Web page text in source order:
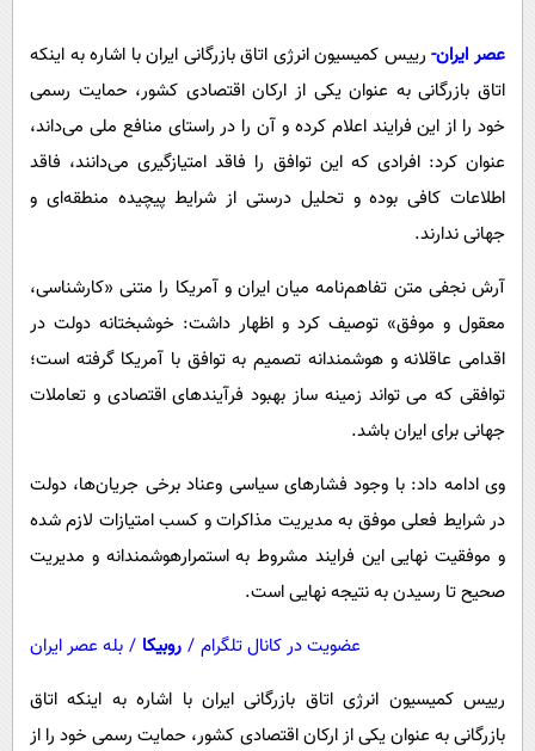
سفر و تفریح
علمی
اخبار کریپتو
گوناگون
سرگرمی
باشگاه مغز
فیلم
اقتصاد
ورزش
حوادث
سلامت
فرهنگی
سیاست خارجی
عصر ایران 2
خواندنی ها و دیدنی ها
دانلود
آموزش زبان
عصر ایران-رییس کمیسیون انرژی اتاق بازرگانی ایران با اشاره به اینکه
اتاق بازرگانی به عنوان یکی از ارکان اقتصادی کشور، حمایت رسمی
خود را از این فرایند اعلام کرده و آن را در راستای منافع ملی می‌داند،
عنوان کرد: افرادی که این توافق را فاقد امتیازگیری می‌دانند، فاقد
اطلاعات کافی بوده و تحلیل درستی از شرایط پیچیده منطقه‌ای و
جهانی ندارند.
آرش نجفی متن تفاهم‌نامه میان ایران و آمریکا را متنی «کارشناسی،
معقول و موفق» توصیف کرد و اظهار داشت: خوشبختانه دولت در
اقدامی عاقلانه و هوشمندانه تصمیم به توافق با آمریکا گرفته است؛
توافقی که می تواند زمینه ساز بهبود فرآیندهای اقتصادی و تعاملات
جهانی برای ایران باشد.
وی ادامه داد: با وجود فشارهای سیاسی وعناد برخی جریان‌ها، دولت
در شرایط فعلی موفق به مدیریت مذاکرات و کسب امتیازات لازم شده
و موفقیت نهایی این فرایند مشروط به استمرارهوشمندانه و مدیریت
صحیح تا رسیدن به نتیجه نهایی است.
عضویت در کانال تلگرام / روبیکا / بله عصر ایران
رییس کمیسیون انرژی اتاق بازرگانی ایران با اشاره به اینکه اتاق
بازرگانی به عنوان یکی از ارکان اقتصادی کشور، حمایت رسمی خود را از